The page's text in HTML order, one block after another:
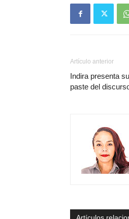
Artículo anterior
Indira presenta
paste del